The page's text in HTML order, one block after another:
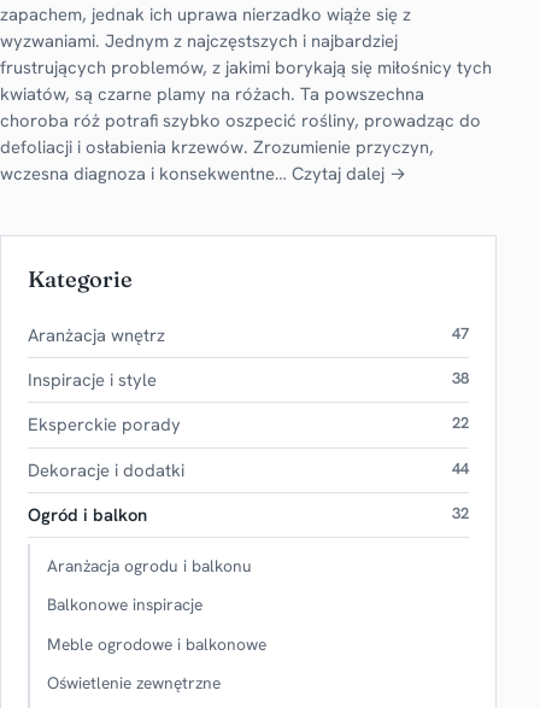
zapachem, jednak ich uprawa nierzadko wiąże się z
wyzwaniami. Jednym z najczęstszych i najbardziej
frustrujących problemów, z jakimi borykają się miłośnicy tych
kwiatów, są czarne plamy na różach. Ta powszechna
choroba róż potrafi szybko oszpecić rośliny, prowadząc do
defoliacji i osłabienia krzewów. Zrozumienie przyczyn,
wczesna diagnoza i konsekwentne… Czytaj dalej →
Kategorie
Aranżacja wnętrz 47
Inspiracje i style 38
Eksperckie porady 22
Dekoracje i dodatki 44
Ogród i balkon 32
Aranżacja ogrodu i balkonu
Balkonowe inspiracje
Meble ogrodowe i balkonowe
Oświetlenie zewnętrzne